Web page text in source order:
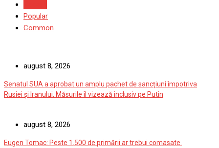
Popular
Common
august 8, 2026
Senatul SUA a aprobat un amplu pachet de sancțiuni împotriva
Rusiei și Iranului. Măsurile îl vizează inclusiv pe Putin
august 8, 2026
Eugen Tomac: Peste 1.500 de primării ar trebui comasate.